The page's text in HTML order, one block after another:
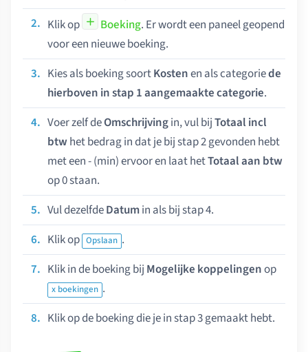
Klik op
Boeking. Er wordt een paneel geopend
voor een nieuwe boeking.
Kies als boeking soortKostenen als categoriede
hierboven in stap 1 aangemaakte categorie.
Voer zelf deOmschrijvingin, vul bijTotaal incl
btw het bedrag in dat je bij stap 2 gevonden hebt
met een - (min) ervoor en laat hetTotaal aan btw
op 0 staan.
Vul dezelfdeDatumin als bij stap 4.
Klik op Opslaan .
Klik in de boeking bij Mogelijke koppelingenop
x boekingen .
Klik op de boeking die je in stap 3 gemaakt hebt.